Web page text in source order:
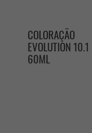
COLORAÇÃO
EVOLUTION 10.1
60ML